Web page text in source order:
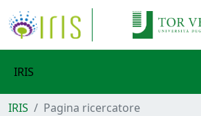
IRIS
IRIS Pagina ricercatore